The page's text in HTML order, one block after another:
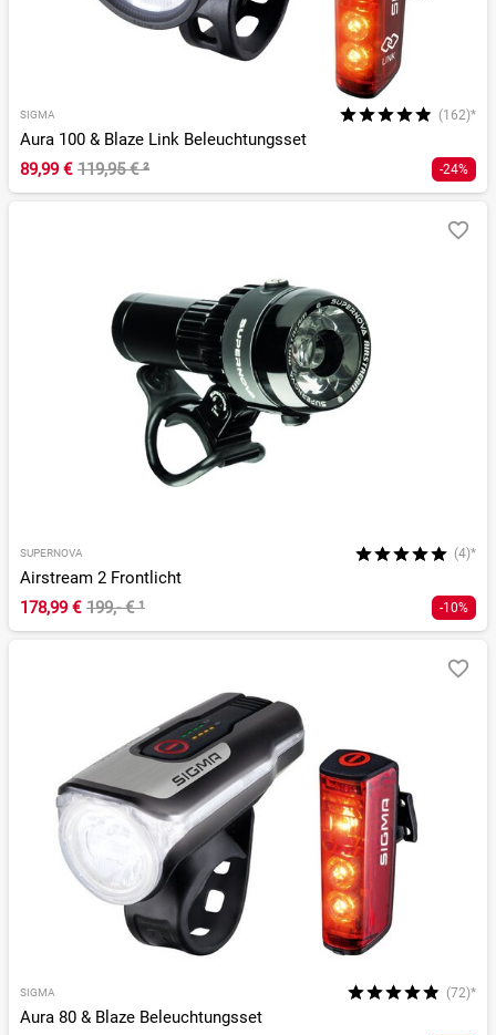
SIGMA (162)*
Aura 100 & Blaze Link Beleuchtungsset
89,99 € 119,95 €² -24%
SUPERNOVA (4)*
Airstream 2 Frontlicht
178,99 € 199,- €¹ -10%
SIGMA (72)*
Aura 80 & Blaze Beleuchtungsset